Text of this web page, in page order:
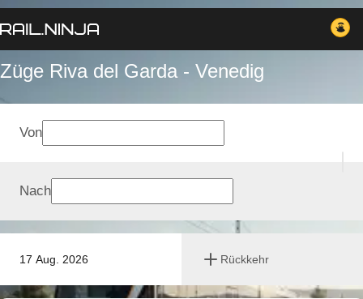
Züge Riva del Garda - Venedig
17 Aug. 2026 Rückkehr
Von
Nach